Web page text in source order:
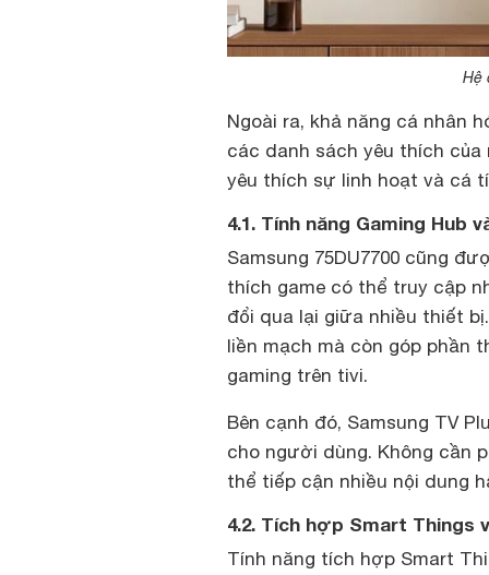
Hệ
Ngoài ra, khả năng cá nhân
các danh sách yêu thích
yêu thích sự linh hoạt và cá
4.1. Tính năng Gaming Hub
Samsung 75DU7700 cũng
thích game có thể truy cập
đổi qua lại giữa nhiều thiết
liền mạch mà còn góp phần
gaming trên tivi.
Bên cạnh đó, Samsung TV
cho người dùng. Không cần
thể tiếp cận nhiều nội dung
4.2. Tích hợp Smart Things
Tính năng tích hợp Smart